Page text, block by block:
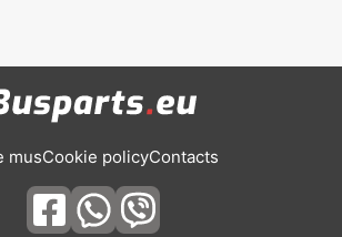
musCookie policyContacts